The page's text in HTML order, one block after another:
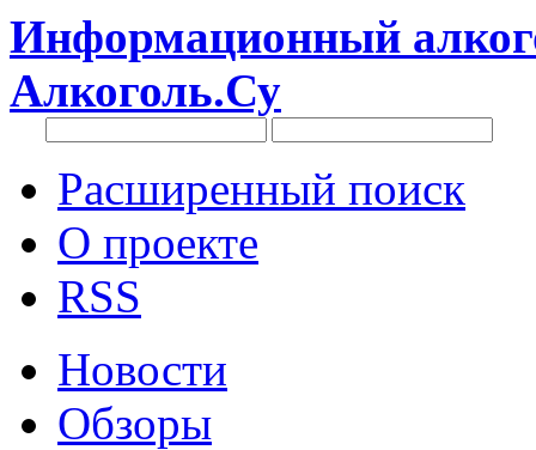
Информационный
Алкоголь.Су
Расширенный поиск
О проекте
RSS
Новости
Обзоры